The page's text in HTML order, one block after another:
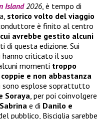
Island 2026 , è tempo di
storico volto del viaggio
è finito al centro
avrebbe gestito alcuni
di questa edizione. Sui
criticato il suo
momenti troppo
e non abbastanza
sono esplose soprattutto
Soraya , per poi coinvolgere
e di Danilo e
pubblico, Bisciglia sarebbe